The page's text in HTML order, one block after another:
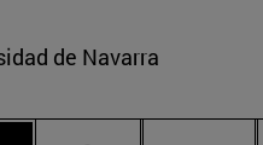
de Navarra